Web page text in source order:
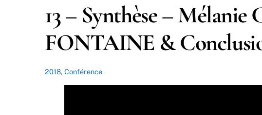
13 – Synthèse –
FONTAINE &
2018, Conférence